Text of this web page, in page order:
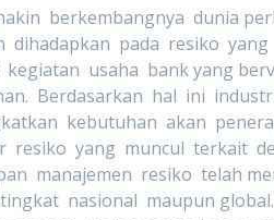
berkembangnya dunia
dihadapkan pada resiko
usaha bank yang
Berdasarkan hal ini
kebutuhan akan
resiko yang muncul terkait
manajemen resiko telah
nasional maupun global.